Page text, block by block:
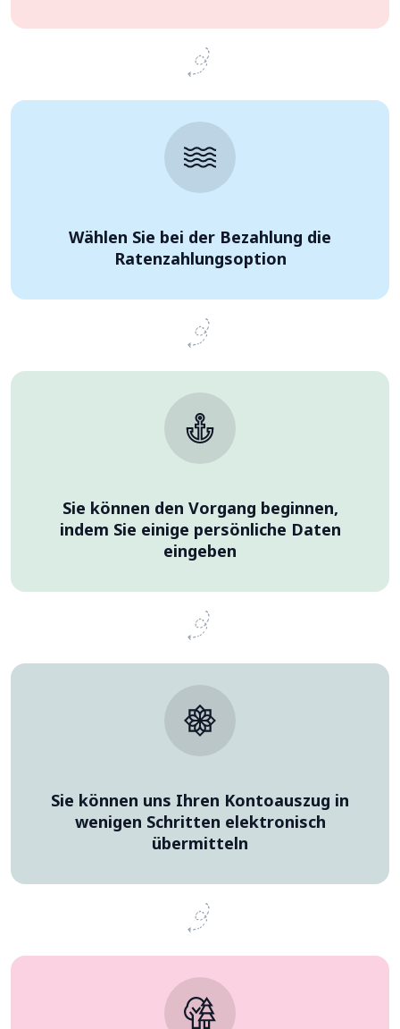
Wählen Sie bei der Bezahlung die
Ratenzahlungsoption
Sie können den Vorgang beginnen,
indem Sie einige persönliche Daten
eingeben
Sie können uns Ihren Kontoauszug in
wenigen Schritten elektronisch
übermitteln